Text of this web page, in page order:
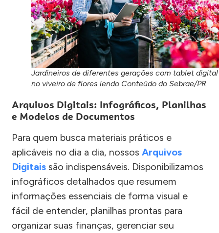
Jardineiros de diferentes gerações com tablet digital
no viveiro de flores lendo Conteúdo do Sebrae/PR.
Arquivos Digitais: Infográficos, Planilhas
e Modelos de Documentos
Para quem busca materiais práticos e
aplicáveis no dia a dia, nossos Arquivos
Digitais são indispensáveis. Disponibilizamos
infográficos detalhados que resumem
informações essenciais de forma visual e
fácil de entender, planilhas prontas para
organizar suas finanças, gerenciar seu